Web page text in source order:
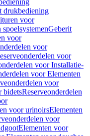
drukbediening
voor
Geberit
voor
voor
voor
voor Installatie-
voor Elementen
voor
bidetsReserveonderdelen
voor urinoirsElementen
voor
Elementen voor